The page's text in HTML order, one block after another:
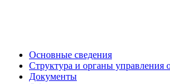
Основные сведения
Структура и органы управления
Документы